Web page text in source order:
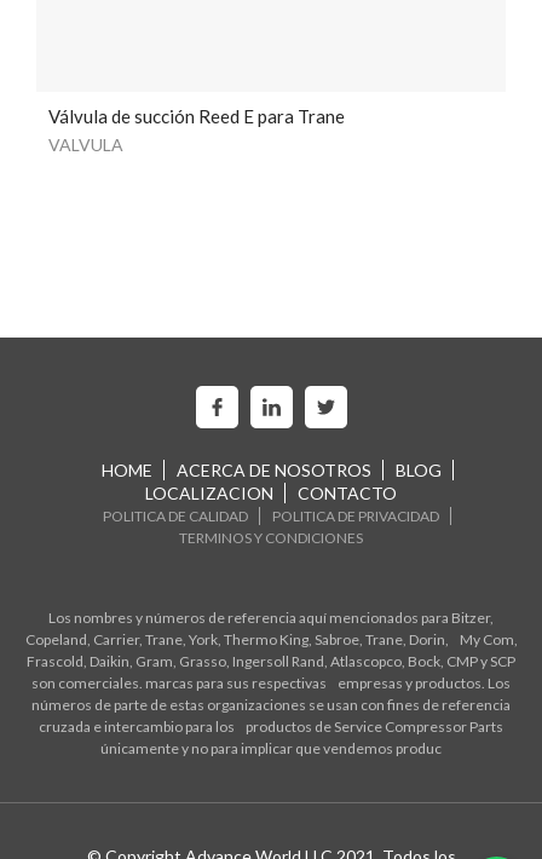
Válvula de succión Reed E para Trane
VALVULA
HOME ACERCA DE NOSOTROS
BLOG
LOCALIZACION
CONTACTO
POLITICA DE CALIDAD
POLITICA DE PRIVACIDAD
TERMINOS Y CONDICIONES
Los nombres y números de referencia aquí mencionados para Bitzer,
Copeland, Carrier, Trane, York, Thermo King, Sabroe, Trane, Dorin, My Com,
Frascold, Daikin, Gram, Grasso, Ingersoll Rand, Atlascopco, Bock, CMP y SCP
son comerciales. marcas para sus respectivas empresas y productos. Los
números de parte de estas organizaciones se usan con fines de referencia
cruzada e intercambio para los productos de Service Compressor Parts
únicamente y no para implicar que vendemos produc